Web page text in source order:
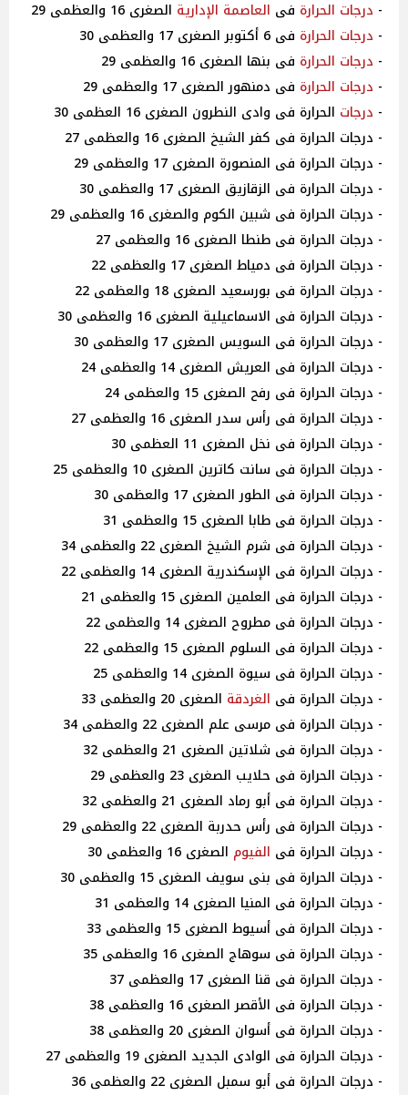
- درجات الحرارة فى العاصمة الإدارية الصغرى 16 والعظمى 29
- درجات الحرارة فى 6 أكتوبر الصغرى 17 والعظمى 30
- درجات الحرارة فى بنها الصغرى 16 والعظمى 29
- درجات الحرارة فى دمنهور الصغرى 17 والعظمى 29
- درجات الحرارة فى وادى النطرون الصغرى 16 العظمى 30
- درجات الحرارة فى كفر الشيخ الصغرى 16 والعظمى 27
- درجات الحرارة فى المنصورة الصغرى 17 والعظمى 29
- درجات الحرارة فى الزقازيق الصغرى 17 والعظمى 30
- درجات الحرارة فى شبين الكوم والصغرى 16 والعظمى 29
- درجات الحرارة فى طنطا الصغرى 16 والعظمى 27
- درجات الحرارة فى دمياط الصغرى 17 والعظمى 22
- درجات الحرارة فى بورسعيد الصغرى 18 والعظمى 22
- درجات الحرارة فى الاسماعيلية الصغرى 16 والعظمى 30
- درجات الحرارة فى السويس الصغرى 17 والعظمى 30
- درجات الحرارة فى العريش الصغرى 14 والعظمى 24
- درجات الحرارة فى رفح الصغرى 15 والعظمى 24
- درجات الحرارة فى رأس سدر الصغرى 16 والعظمى 27
- درجات الحرارة فى نخل الصغرى 11 العظمى 30
- درجات الحرارة فى سانت كاترين الصغرى 10 والعظمى 25
- درجات الحرارة فى الطور الصغرى 17 والعظمى 30
- درجات الحرارة فى طابا الصغرى 15 والعظمى 31
- درجات الحرارة فى شرم الشيخ الصغرى 22 والعظمى 34
- درجات الحرارة فى الإسكندرية الصغرى 14 والعظمى 22
- درجات الحرارة فى العلمين الصغرى 15 والعظمى 21
- درجات الحرارة فى مطروح الصغرى 14 والعظمى 22
- درجات الحرارة فى السلوم الصغرى 15 والعظمى 22
- درجات الحرارة فى سيوة الصغرى 14 والعظمى 25
- درجات الحرارة فى الغردقة الصغرى 20 والعظمى 33
- درجات الحرارة فى مرسى علم الصغرى 22 والعظمى 34
- درجات الحرارة فى شلاتين الصغرى 21 والعظمى 32
- درجات الحرارة فى حلايب الصغرى 23 والعظمى 29
- درجات الحرارة فى أبو رماد الصغرى 21 والعظمى 32
- درجات الحرارة فى رأس حدربة الصغرى 22 والعظمى 29
- درجات الحرارة فى الفيوم الصغرى 16 والعظمى 30
- درجات الحرارة فى بنى سويف الصغرى 15 والعظمى 30
- درجات الحرارة فى المنيا الصغرى 14 والعظمى 31
- درجات الحرارة فى أسيوط الصغرى 15 والعظمى 33
- درجات الحرارة فى سوهاج الصغرى 16 والعظمى 35
- درجات الحرارة فى قنا الصغرى 17 والعظمى 37
- درجات الحرارة فى الأقصر الصغرى 16 والعظمى 38
- درجات الحرارة فى أسوان الصغرى 20 والعظمى 38
- درجات الحرارة فى الوادى الجديد الصغرى 19 والعظمى 27
- درجات الحرارة فى أبو سمبل الصغرى 22 والعظمى 36